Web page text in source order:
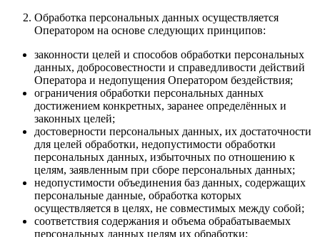
Обработка персональных данных осуществляется
Оператором на основе следующих принципов:
законности целей и способов обработки персональных
данных, добросовестности и справедливости действий
Оператора и недопущения Оператором бездействия;
ограничения обработки персональных данных
достижением конкретных, заранее определённых и
законных целей;
достоверности персональных данных, их достаточности
для целей обработки, недопустимости обработки
персональных данных, избыточных по отношению к
целям, заявленным при сборе персональных данных;
недопустимости объединения баз данных, содержащих
персональные данные, обработка которых
осуществляется в целях, не совместимых между собой;
соответствия содержания и объема обрабатываемых
персональных данных целям их обработки;